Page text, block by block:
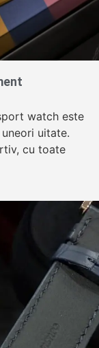
watch este
uitate.
cu toate